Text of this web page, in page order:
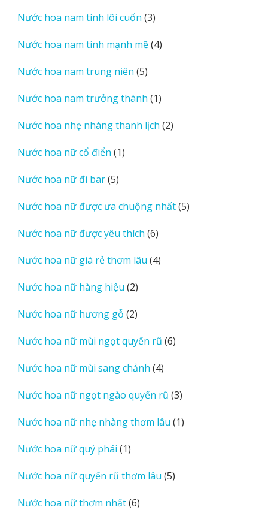
phẩm
Nước hoa nam tính lôi cuốn 33
phẩm
Nước hoa nam tính mạnh mẽ 44
Nước hoa nam trung niên 55
phẩm
Nước hoa nam trưởng thành 11
phẩm
Nước hoa nhẹ nhàng thanh lịch 22
Nước hoa nữ cổ điển 11
Nước hoa nữ đi bar 55
phẩm
Nước hoa nữ được ưa chuộng nhất 55
Nước hoa nữ được yêu thích 66
phẩm
Nước hoa nữ giá rẻ thơm lâu 44
Nước hoa nữ hàng hiệu 22
phẩm
Nước hoa nữ hương gỗ 22
phẩm
Nước hoa nữ mùi ngọt quyến rũ 66
Nước hoa nữ mùi sang chảnh 44
phẩm
Nước hoa nữ ngọt ngào quyến rũ 33
phẩm
Nước hoa nữ nhẹ nhàng thơm lâu 11
Nước hoa nữ quý phái 11
phẩm
Nước hoa nữ quyến rũ thơm lâu 55
Nước hoa nữ thơm nhất 66